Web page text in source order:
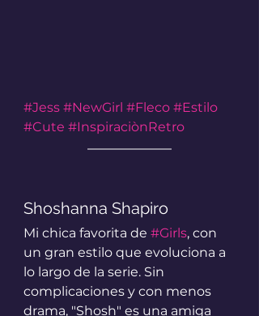
#Jess #NewGirl #Fleco #Estilo
#Cute #InspiraciònRetro
Shoshanna Shapiro
Mi chica favorita de #Girls, con
un gran estilo que evoluciona a
lo largo de la serie. Sin
complicaciones y con menos
drama, "Shosh" es una amiga